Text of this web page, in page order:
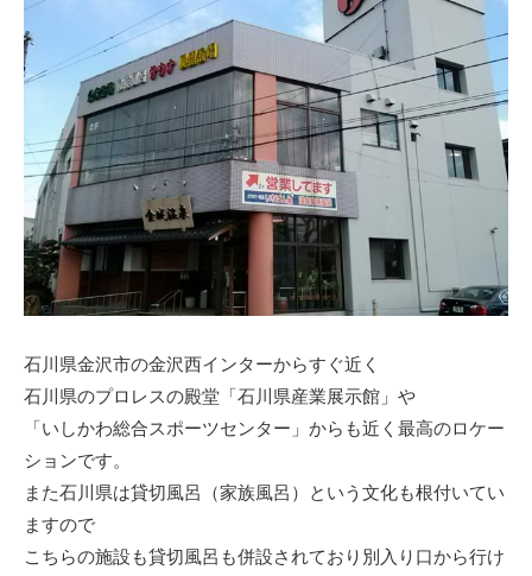
石川県金沢市の金沢西インターからすぐ近く
石川県のプロレスの殿堂「石川県産業展示館」や
「いしかわ総合スポーツセンター」からも近く最高のロケー
ションです。
また石川県は貸切風呂（家族風呂）という文化も根付いてい
ますので
こちらの施設も貸切風呂も併設されており別入り口から行け